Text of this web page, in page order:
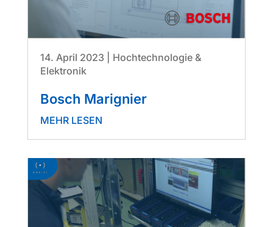
Bosch Marignier
14. April 2023
Hochtechnologie &
Elektronik
MEHR LESEN